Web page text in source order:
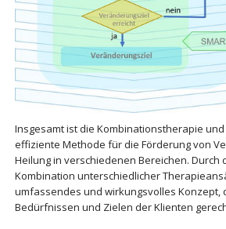
Insgesamt ist die Kombinationstherapie
effiziente Methode für die Förderung von
Heilung in verschiedenen Bereichen. Durch
Kombination unterschiedlicher
umfassendes und wirkungsvolles Konzept,
Bedürfnissen und Zielen der Klienten